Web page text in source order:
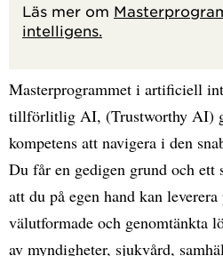
Läs mer om
intelligens.
Masterprogrammet i artificiell
tillförlitlig AI, (Trustworthy AI)
kompetens att navigera i den
Du får en gedigen grund och ett
att du på egen hand kan
välutformade och genomtänkta
av myndigheter, sjukvård,